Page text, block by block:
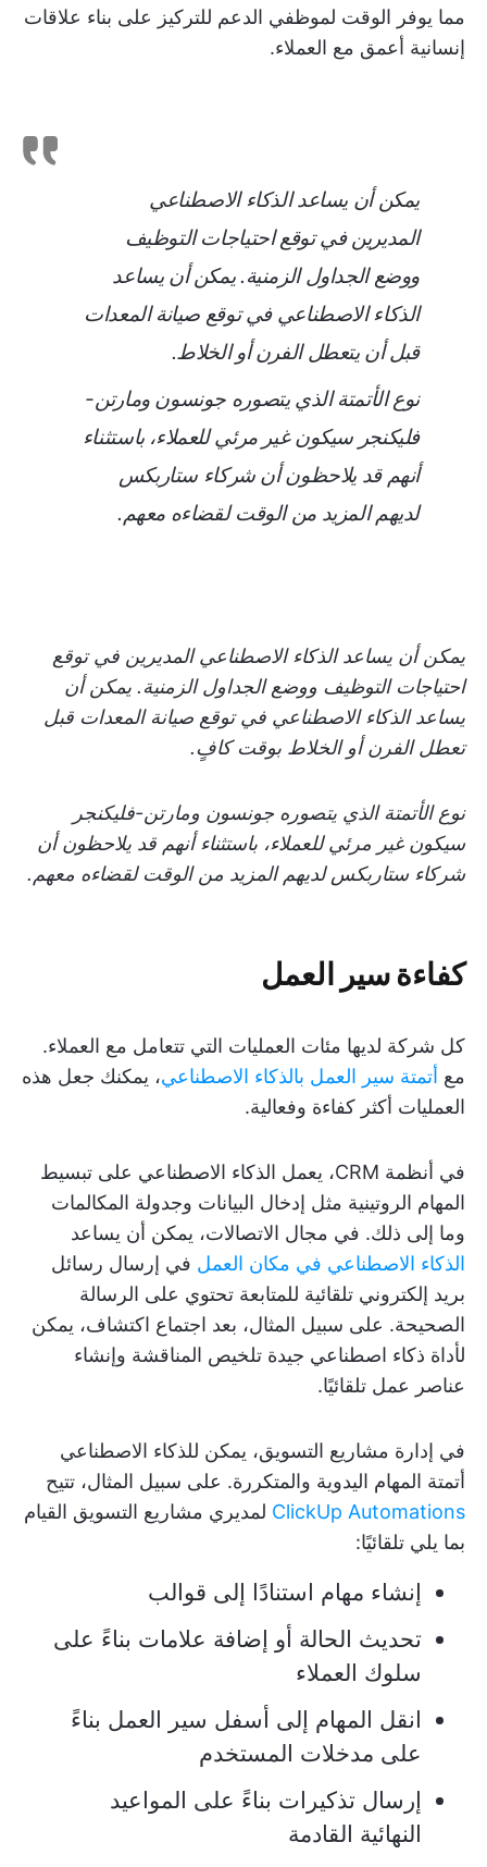
مما يوفر الوقت لموظفي الدعم للتركيز على بناء علاقات
إنسانية أعمق مع العملاء.
يمكن أن يساعد الذكاء الاصطناعي
المديرين في توقع احتياجات التوظيف
ووضع الجداول الزمنية. يمكن أن يساعد
الذكاء الاصطناعي في توقع صيانة المعدات
قبل أن يتعطل الفرن أو الخلاط.
نوع الأتمتة الذي يتصوره جونسون ومارتن-
فليكنجر سيكون غير مرئي للعملاء، باستثناء
أنهم قد يلاحظون أن شركاء ستاربكس
لديهم المزيد من الوقت لقضاءه معهم.
يمكن أن يساعد الذكاء الاصطناعي المديرين في توقع
احتياجات التوظيف ووضع الجداول الزمنية. يمكن أن
يساعد الذكاء الاصطناعي في توقع صيانة المعدات قبل
تعطل الفرن أو الخلاط بوقت كافٍ.
نوع الأتمتة الذي يتصوره جونسون ومارتن-فليكنجر
سيكون غير مرئي للعملاء، باستثناء أنهم قد يلاحظون أن
شركاء ستاربكس لديهم المزيد من الوقت لقضاءه معهم.
كفاءة سير العمل
كل شركة لديها مئات العمليات التي تتعامل مع العملاء.
مع أتمتة سير العمل بالذكاء الاصطناعي، يمكنك جعل هذه
العمليات أكثر كفاءة وفعالية.
في أنظمة CRM، يعمل الذكاء الاصطناعي على تبسيط
المهام الروتينية مثل إدخال البيانات وجدولة المكالمات
وما إلى ذلك. في مجال الاتصالات، يمكن أن يساعد
الذكاء الاصطناعي في مكان العمل في إرسال رسائل
بريد إلكتروني تلقائية للمتابعة تحتوي على الرسالة
الصحيحة. على سبيل المثال، بعد اجتماع اكتشاف، يمكن
لأداة ذكاء اصطناعي جيدة تلخيص المناقشة وإنشاء
عناصر عمل تلقائيًا.
في إدارة مشاريع التسويق، يمكن للذكاء الاصطناعي
أتمتة المهام اليدوية والمتكررة. على سبيل المثال، تتيح
ClickUp Automations لمديري مشاريع التسويق القيام
بما يلي تلقائيًا:
إنشاء مهام استنادًا إلى قوالب
تحديث الحالة أو إضافة علامات بناءً على
سلوك العملاء
انقل المهام إلى أسفل سير العمل بناءً
على مدخلات المستخدم
إرسال تذكيرات بناءً على المواعيد
النهائية القادمة